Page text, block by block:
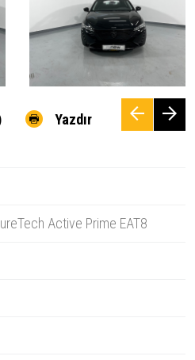
Yazdır
Active Prime EAT8